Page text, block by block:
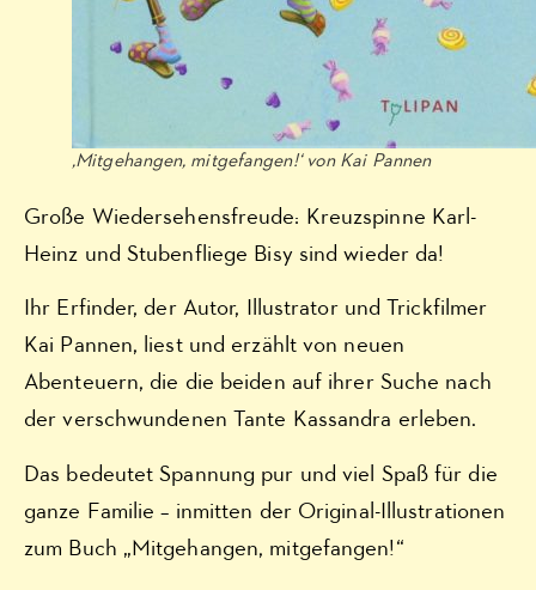
‚Mitgehangen, mitgefangen!‘ von Kai Pannen
Große Wiedersehensfreude: Kreuzspinne Karl-
Heinz und Stubenfliege Bisy sind wieder da!
Ihr Erfinder, der Autor, Illustrator und Trickfilmer
Kai Pannen, liest und erzählt von neuen
Abenteuern, die die beiden auf ihrer Suche nach
der verschwundenen Tante Kassandra erleben.
Das bedeutet Spannung pur und viel Spaß für die
ganze Familie – inmitten der Original-Illustrationen
zum Buch „Mitgehangen, mitgefangen!“